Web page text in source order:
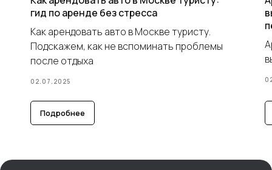
гид по аренде без стресса
Как арендовать авто в Москве туристу.
Подскажем, как не вспоминать проблемы
после отдыха
02.07.2025
Подробнее